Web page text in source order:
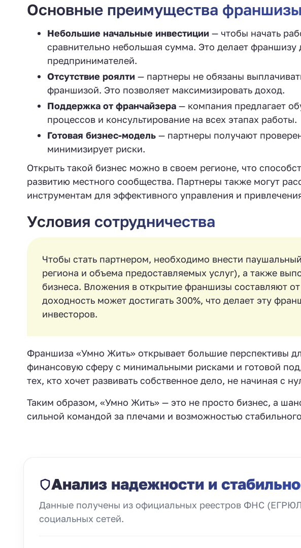
Основные преимущества
Небольшие начальные инвестиции — чтобы начать
сравнительно небольшая сумма. Это делает
предпринимателей.
Отсутствие роялти — партнеры не обязаны
франшизой. Это позволяет максимизировать доход.
Поддержка от франчайзера — компания предлагает
процессов и консультирование на всех этапах работы.
Готовая бизнес-модель — партнеры получают
минимизирует риски.
Открыть такой бизнес можно в своем регионе, что
развитию местного сообщества. Партнеры также могут
инструментам для эффективного управления и
Условия сотрудничества
Чтобы стать партнером, необходимо внести
региона и объема предоставляемых услуг), а также
бизнеса. Вложения в открытие франшизы составляют
доходность может достигать 300%, что делает эту
инвесторов.
Франшиза «Умно Жить» открывает большие перспективы
финансовую сферу с минимальными рисками и готовой
тех, кто хочет развивать собственное дело, не начиная с
Таким образом, «Умно Жить» — это не просто бизнес, а
сильной командой за плечами и возможностью
Анализ надежности и
Данные получены из официальных реестров ФНС
социальных сетей.